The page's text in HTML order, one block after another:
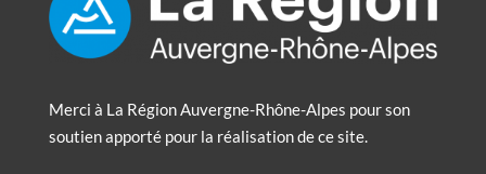
Merci à La Région Auvergne-Rhône-Alpes pour son
soutien apporté pour la réalisation de ce site.